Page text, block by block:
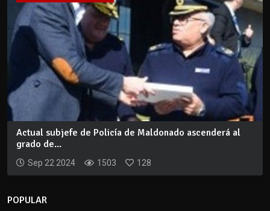
Actual subjefe de Policía de Maldonado ascenderá al
grado de...
Sep 22 2024 1503 128
POPULAR